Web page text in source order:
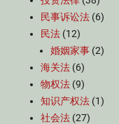
民事诉讼法 (6)
民法 (12)
婚姻家事 (2)
海关法 (6)
物权法 (9)
知识产权法 (1)
社会法 (27)